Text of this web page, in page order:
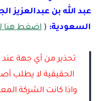
عبد الله بن عبدالعزيز
السعودية: ( اضغط هنا
تحذير من أي جهة عند
الحقيقية لا يطلب
واذا كانت الشركة